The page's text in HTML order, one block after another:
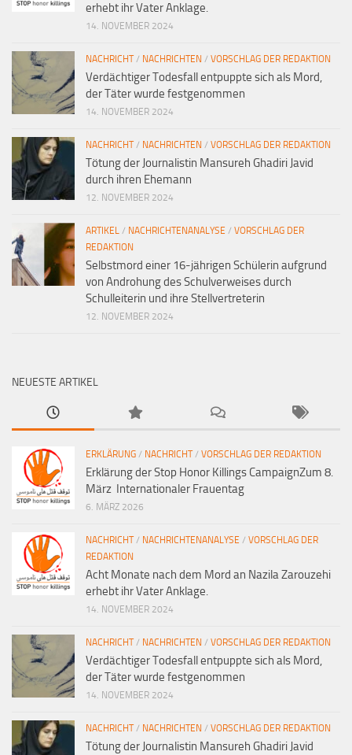
erhebt ihr Vater Anklage.
14. NOVEMBER 2024
NACHRICHT/ NACHRICHTEN / VORSCHLAG DER REDAKTION
Verdächtiger Todesfall entpuppte sich als Mord,
der Täter wurde festgenommen
14. NOVEMBER 2024
NACHRICHT/ NACHRICHTEN / VORSCHLAG DER REDAKTION
Tötung der Journalistin Mansureh Ghadiri Javid
durch ihren Ehemann
12. NOVEMBER 2024
ARTIKEL / NACHRICHTENANALYSE / VORSCHLAG DER
REDAKTION
Selbstmord einer 16-jährigen Schülerin aufgrund
von Androhung des Schulverweises durch
Schulleiterin und ihre Stellvertreterin
12. NOVEMBER 2024
NEUESTE ARTIKEL
ERKLÄRUNG / NACHRICHT/ VORSCHLAG DER REDAKTION
Erklärung der Stop Honor Killings CampaignZum 8.
März Internationaler Frauentag
6. MÄRZ 2026
NACHRICHT/ NACHRICHTENANALYSE / VORSCHLAG DER
REDAKTION
Acht Monate nach dem Mord an Nazila Zarouzehi
erhebt ihr Vater Anklage.
14. NOVEMBER 2024
NACHRICHT/ NACHRICHTEN / VORSCHLAG DER REDAKTION
Verdächtiger Todesfall entpuppte sich als Mord,
der Täter wurde festgenommen
14. NOVEMBER 2024
NACHRICHT/ NACHRICHTEN / VORSCHLAG DER REDAKTION
Tötung der Journalistin Mansureh Ghadiri Javid